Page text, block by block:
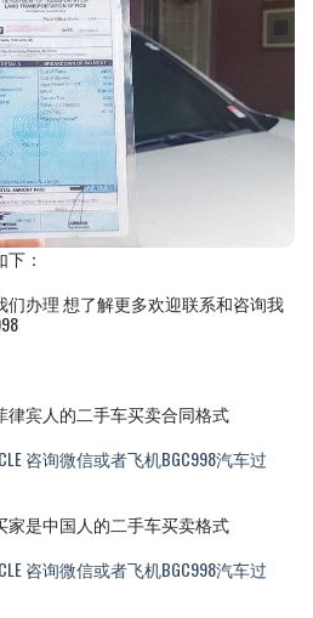
：
办理 想了解更多欢迎联系和咨询我
宾人的二手车买卖合同格式
咨询微信或者飞机BGC998汽车过
是中国人的二手车买卖格式
咨询微信或者飞机BGC998汽车过